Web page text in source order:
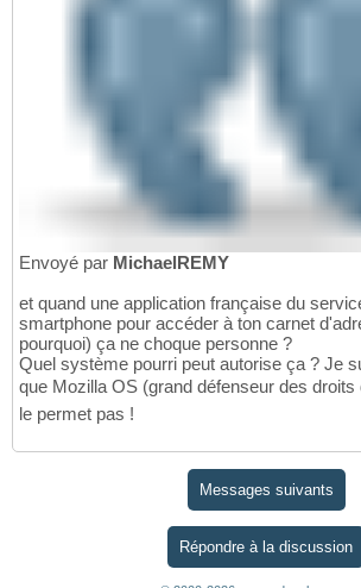
Envoyé par MichaelREMY
et quand une application française du
smartphone pour accéder à ton carnet
pourquoi) ça ne choque personne ?
Quel système pourri peut autorise ça ? Je
que Mozilla OS (grand défenseur des
le permet pas !
Messages suivants
Répondre à la discussion